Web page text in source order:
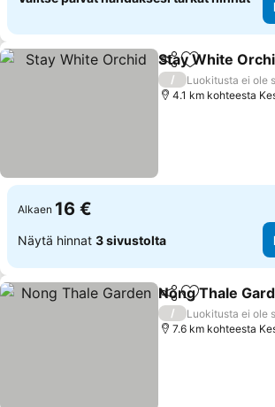
Jaa Lisää
Stay White
/
Luokitusta ei ole
4.1 km kohteesta
Alkaen 16 €
Näytä hinnat 3 sivustolta
Jaa Lisää
Nong Thale
/
Luokitusta ei ole
7.6 km kohteesta